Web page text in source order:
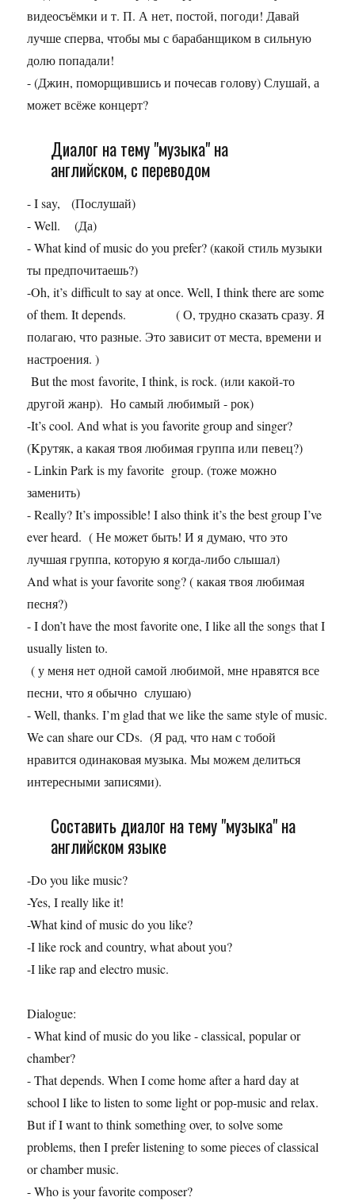
видеосъёмки и т. П. А нет, постой, погоди! Давай
лучше сперва, чтобы мы с барабанщиком в сильную
долю попадали!
- (Джин, поморщившись и почесав голову) Слушай, а
может всёже концерт?
Диалог на тему "музыка" на
английском, с переводом
- I say, (Послушай)
- Well. (Да)
- What kind of music do you prefer? (какой стиль музыки
ты предпочитаешь?)
-Oh, it’s difficult to say at once. Well, I think there are some
of them. It depends. ( О, трудно сказать сразу. Я
полагаю, что разные. Это зависит от места, времени и
настроения. )
But the most favorite, I think, is rock. (или какой-то
другой жанр). Но самый любимый - рок)
-It’s cool. And what is you favorite group and singer?
(Kрутяк, а какая твоя любимая группа или певец?)
- Linkin Park is my favorite group. (тоже можно
заменить)
- Really? It’s impossible! I also think it’s the best group I’ve
ever heard. ( Не может быть! И я думаю, что это
лучшая группа, которую я когда-либо слышал)
And what is your favorite song? ( какая твоя любимая
песня?)
- I don’t have the most favorite one, I like all the songs that I
usually listen to.
( у меня нет одной самой любимой, мне нравятся все
песни, что я обычно слушаю)
- Well, thanks. I’m glad that we like the same style of music.
We can share our CDs. (Я рад, что нам с тобой
нравится одинаковая музыка. Мы можем делиться
интересными записями).
Составить диалог на тему "музыка" на
английском языке
-Do you like music?
-Yes, I really like it!
-What kind of music do you like?
-I like rock and country, what about you?
-I like rap and electro music.
Dialogue:
- What kind of music do you like - classical, popular or
chamber?
- That depends. When I come home after a hard day at
school I like to listen to some light or pop-music and relax.
But if I want to think something over, to solve some
problems, then I prefer listening to some pieces of classical
or chamber music.
- Who is your favorite composer?